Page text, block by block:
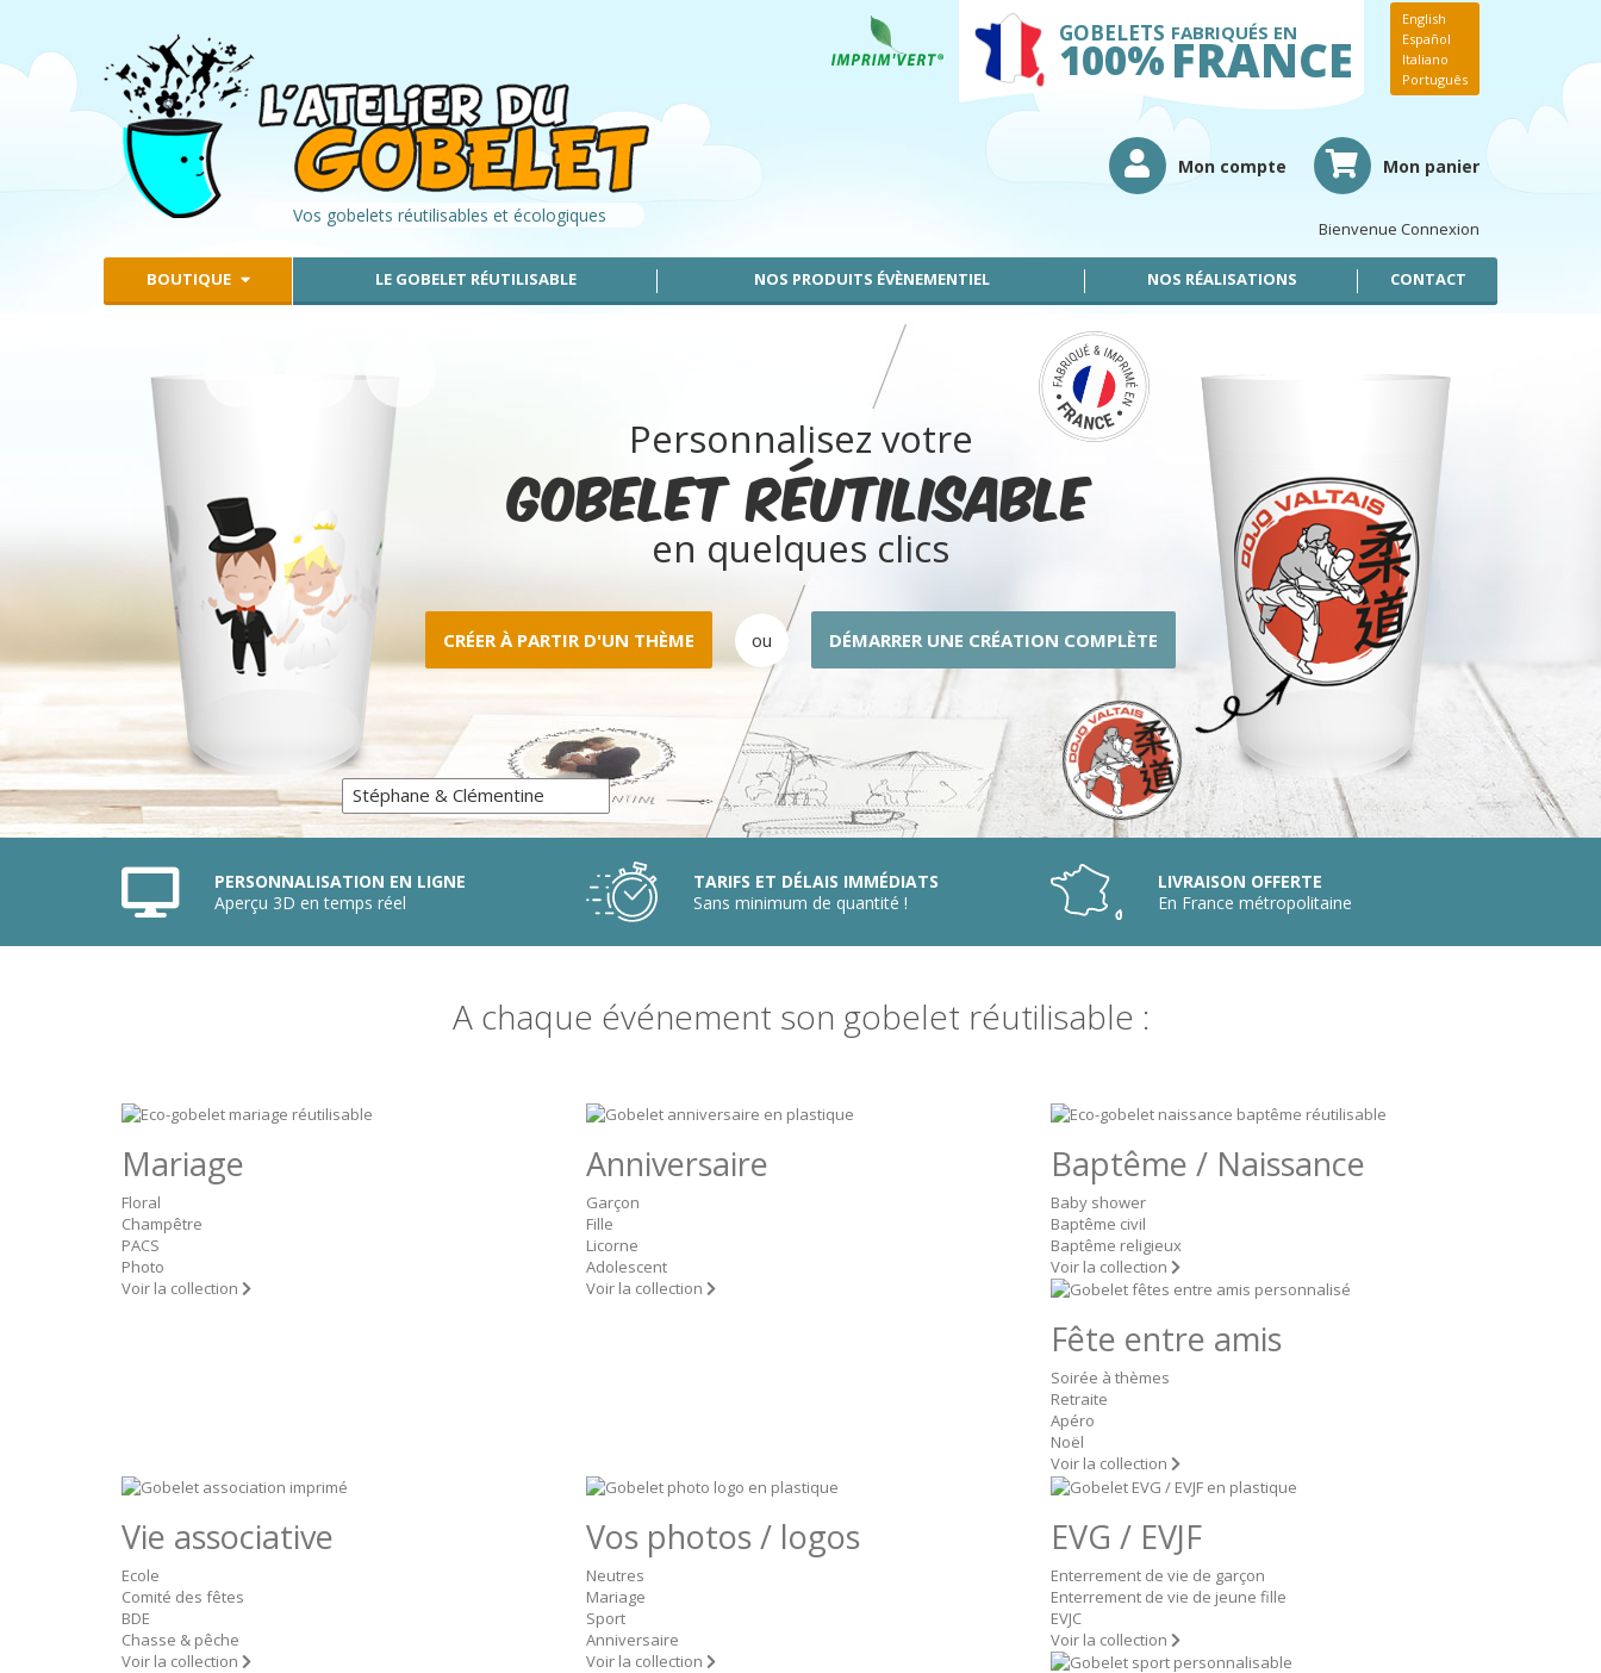
Vos gobelets réutilisables et écologiques
English
Español
Italiano
Português
GOBELETS
100%
FABRIQUÉS EN
FRANCE
Mon compte Mon panier
Bienvenue Connexion
BOUTIQUE LE GOBELET RÉUTILISABLE NOS PRODUITS ÉVÈNEMENTIEL NOS RÉALISATIONS CONTACT
Personnalisez votre
gobelet réutilisable
en quelques clics
CRÉER À PARTIR D'UN THÈME ou DÉMARRER UNE CRÉATION COMPLÈTE
PERSONNALISATION EN LIGNE
Aperçu 3D en temps réel
TARIFS ET DÉLAIS IMMÉDIATS
Sans minimum de quantité !
LIVRAISON OFFERTE
En France métropolitaine
A chaque événement son gobelet réutilisable :
Mariage
Floral
Champêtre
PACS
Photo
Voir la collection
Anniversaire
Garçon
Fille
Licorne
Adolescent
Voir la collection
Baptême / Naissance
Baby shower
Baptême civil
Baptême religieux
Voir la collection
Fête entre amis
Soirée à thèmes
Retraite
Apéro
Noël
Voir la collection
Vie associative
Ecole
Comité des fêtes
BDE
Chasse & pêche
Voir la collection
Vos photos / logos
Neutres
Mariage
Sport
Anniversaire
Voir la collection
EVG / EVJF
Enterrement de vie de garçon
Enterrement de vie de jeune fille
EVJC
Voir la collection